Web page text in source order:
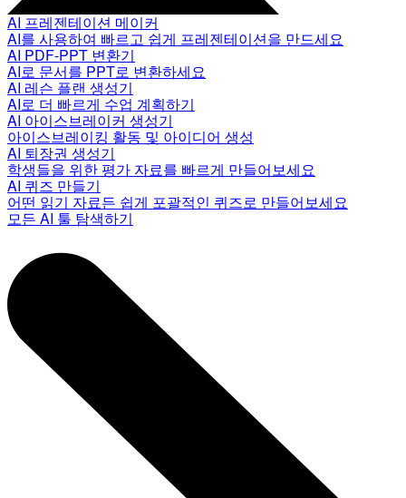
AI 프레젠테이션 메이커
AI를 사용하여 빠르고 쉽게 프레젠테이션을 만드세요
AI PDF-PPT 변환기
AI로 문서를 PPT로 변환하세요
AI 레슨 플랜 생성기
AI로 더 빠르게 수업 계획하기
AI 아이스브레이커 생성기
아이스브레이킹 활동 및 아이디어 생성
AI 퇴장권 생성기
학생들을 위한 평가 자료를 빠르게 만들어보세요
AI 퀴즈 만들기
어떤 읽기 자료든 쉽게 포괄적인 퀴즈로 만들어보세요
모든 AI 툴 탐색하기